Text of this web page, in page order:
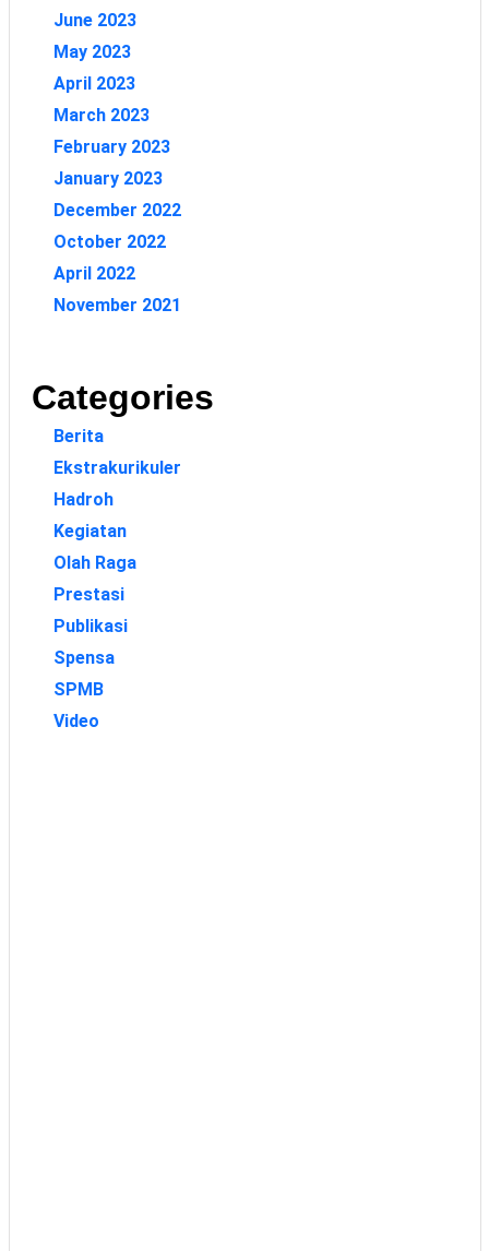
June 2023
May 2023
April 2023
March 2023
February 2023
January 2023
December 2022
October 2022
April 2022
November 2021
Categories
Berita
Ekstrakurikuler
Hadroh
Kegiatan
Olah Raga
Prestasi
Publikasi
Spensa
SPMB
Video